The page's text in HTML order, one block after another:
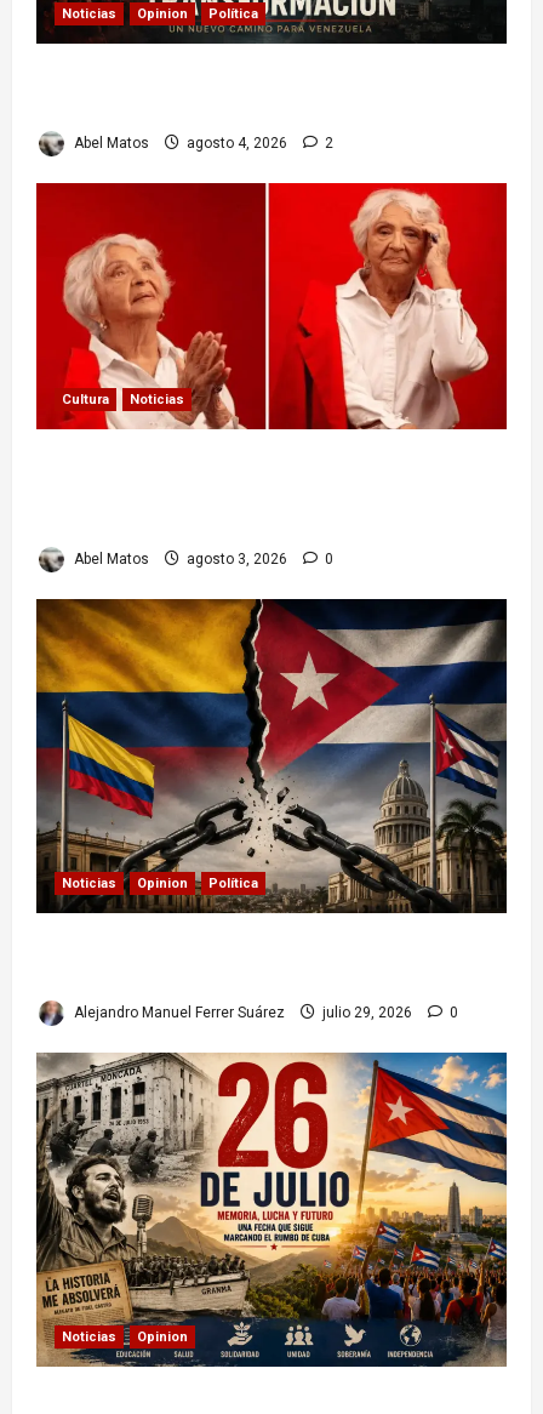
Noticias Opinion Política
Abel Matos agosto 4, 2026 2
Cultura Noticias
Abel Matos agosto 3, 2026 0
Noticias Opinion Política
Alejandro Manuel Ferrer Suárez julio 29, 2026 0
Noticias Opinion